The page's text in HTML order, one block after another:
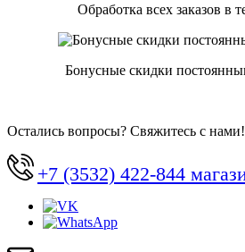
Обработка всех заказов в
Бонусные скидки
Остались вопросы? Свяжитесь с нами!
+7 (3532) 422-844